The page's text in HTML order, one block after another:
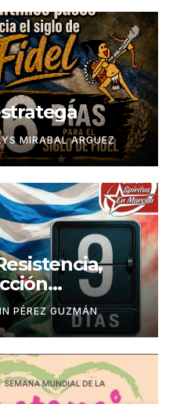
MIRABAL ARGUEZ
PÉREZ GUZMÁN